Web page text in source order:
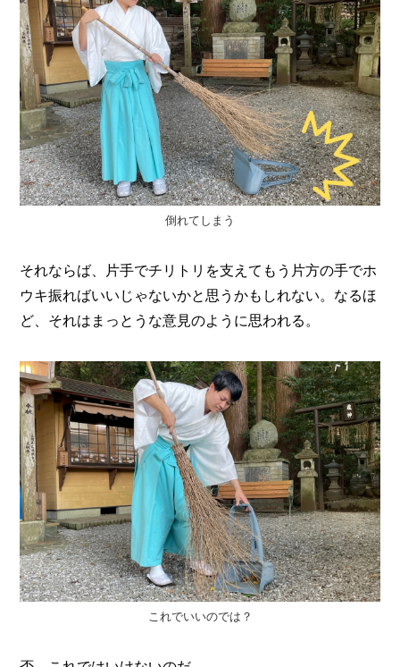
倒れてしまう
それならば、片手でチリトリを支えてもう片方の手でホ
ウキ振ればいいじゃないかと思うかもしれない。なるほ
ど、それはまっとうな意見のように思われる。
これでいいのでは？